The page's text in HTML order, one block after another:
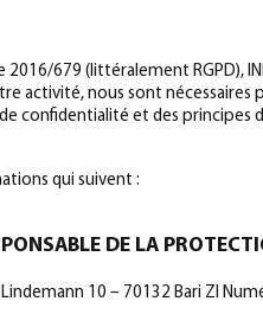
679 (littéralement RGPD),
activité, nous sont
confidentialité et des principes
qui suivent :
DE LA
Lindemann 10 – 70132 Bari ZI